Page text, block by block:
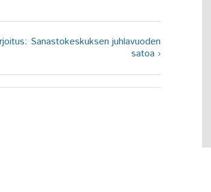
Sanastokeskuksen juhlavuoden
satoa ›